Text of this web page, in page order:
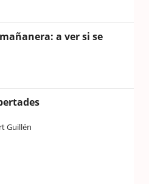
a ver si se
Guillén